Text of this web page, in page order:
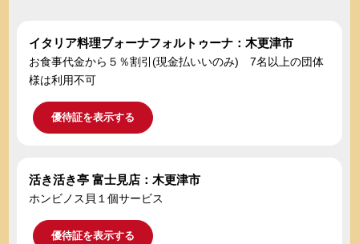
イタリア料理ブォーナフォルトゥーナ：木更津市
お食事代金から５％割引(現金払いいのみ) 7名以上の団体
様は利用不可
優待証を表示する
活き活き亭 富士見店：木更津市
ホンビノス貝１個サービス
優待証を表示する